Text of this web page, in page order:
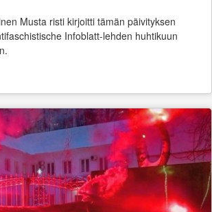
Musta risti kirjoitti tämän päivityksen
Infoblatt-lehden huhtikuun